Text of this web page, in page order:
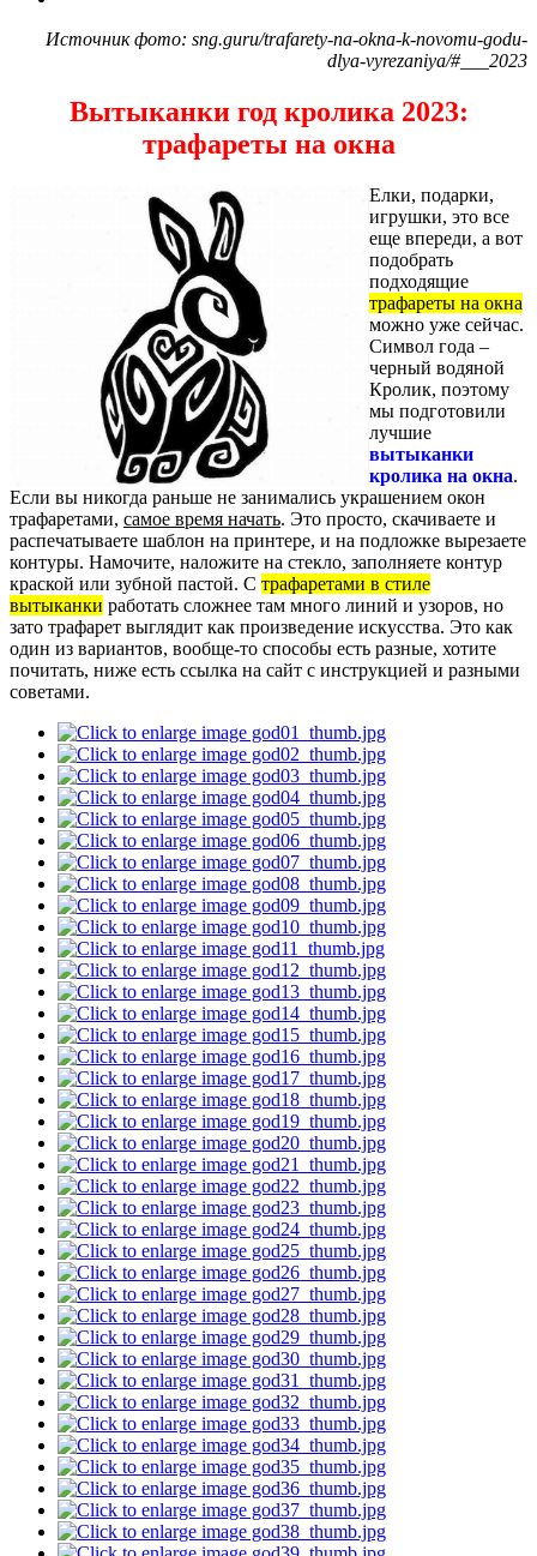
Источник фото: sng.guru/trafarety-na-okna-k-novomu-godu-
dlya-vyrezaniya/#___2023
Вытыканки год кролика 2023:
трафареты на окна
Елки, подарки,
игрушки, это все
еще впереди, а вот
подобрать
подходящие
трафареты на окна
можно уже сейчас.
Символ года –
черный водяной
Кролик, поэтому
мы подготовили
лучшие
вытыканки
кролика на окна.
Если вы никогда раньше не занимались украшением окон
трафаретами, самое время начать. Это просто, скачиваете и
распечатываете шаблон на принтере, и на подложке вырезаете
контуры. Намочите, наложите на стекло, заполняете контур
краской или зубной пастой. С трафаретами в стиле
вытыканки работать сложнее там много линий и узоров, но
зато трафарет выглядит как произведение искусства. Это как
один из вариантов, вообще-то способы есть разные, хотите
почитать, ниже есть ссылка на сайт с инструкцией и разными
советами.